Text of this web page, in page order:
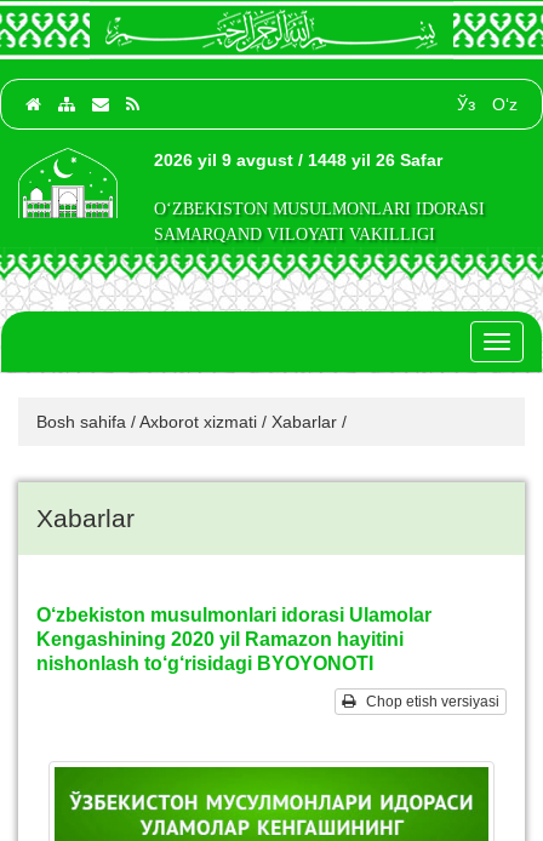
Ўз O‘z
2026 yil 9 avgust / 1448 yil 26 Safar
O‘ZBEKISTON MUSULMONLARI IDORASI
SAMARQAND VILOYATI VAKILLIGI
Bosh sahifa /Axborot xizmati / Xabarlar /
Xabarlar
O‘zbekiston musulmonlari idorasi Ulamolar
Kengashining 2020 yil Ramazon hayitini
nishonlash to‘g‘risidagi BYOYONOTI
Chop etish versiyasi